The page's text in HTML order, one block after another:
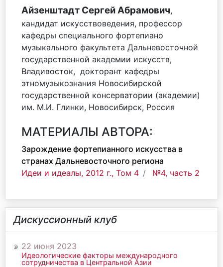
Айзенштадт Сергей Абрамович,
кандидат искусствоведения, профессор
кафедры специального фортепиано
музыкального факультета Дальневосточной
государственной академии искусств,
Владивосток, докторант кафедры
этномузыкознания Новосибирской
государственной консерватории (академии)
им. М.И. Глинки, Новосибирск, Россия
МАТЕРИАЛЫ АВТОРА:
Зарождение фортепианного искусства в
странах Дальневосточного региона
Идеи и идеалы, 2012 г., Том 4
№4, часть 2
Дискуссионный клуб
22 июня 2023
Идеологические факторы международного
сотрудничества в Центральной Азии